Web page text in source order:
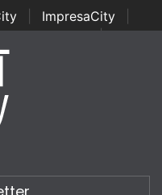
ImpresaCity
Awards | Italian
Awards